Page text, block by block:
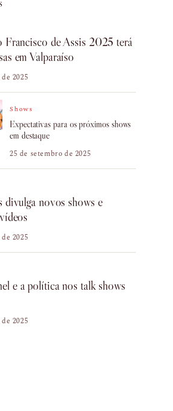
Francisco de Assis 2025 terá
em Valparaíso
2025
Shows
Expectativas para os próximos shows
em destaque
25 de setembro de 2025
divulga novos shows e
2025
e a política nos talk shows
2025